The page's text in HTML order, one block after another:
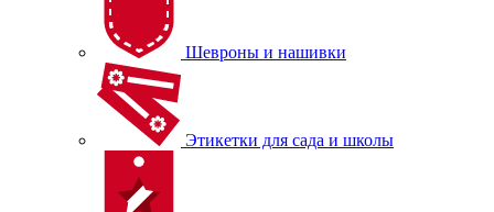
Шевроны и нашивки
Этикетки для сада и школы